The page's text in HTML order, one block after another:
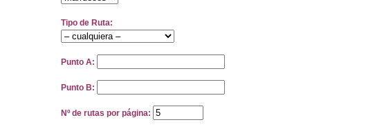
Tipo de Ruta:
Punto A:
Punto B:
Nº de rutas por página: